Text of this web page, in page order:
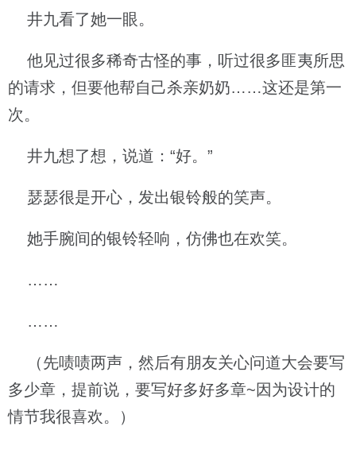
井九看了她一眼。
他见过很多稀奇古怪的事，听过很多匪夷所思
的请求，但要他帮自己杀亲奶奶……这还是第一
次。
井九想了想，说道：“好。”
瑟瑟很是开心，发出银铃般的笑声。
她手腕间的银铃轻响，仿佛也在欢笑。
……
……
（先啧啧两声，然后有朋友关心问道大会要写
多少章，提前说，要写好多好多章~因为设计的
情节我很喜欢。）